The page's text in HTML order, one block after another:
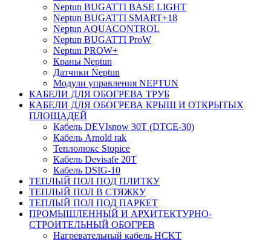
Neptun BUGATTI BASE LIGHT
Neptun BUGATTI SMART+18
Neptun AQUACONTROL
Neptun BUGATTI ProW
Neptun PROW+
Краны Neptun
Датчики Neptun
Модули управления NEPTUN
КАБЕЛИ ДЛЯ ОБОГРЕВА ТРУБ
КАБЕЛИ ДЛЯ ОБОГРЕВА КРЫШ И ОТКРЫТЫХ
ПЛОЩАДЕЙ
Кабель DEVIsnow 30Т (DTCE-30)
Кабель Arnold rak
Теплолюкс Stopice
Кабель Devisafe 20T
Кабель DSIG-10
ТЕПЛЫЙ ПОЛ ПОД ПЛИТКУ
ТЕПЛЫЙ ПОЛ В СТЯЖКУ
ТЕПЛЫЙ ПОЛ ПОД ПАРКЕТ
ПРОМЫШЛЕННЫЙ И АРХИТЕКТУРНО-
СТРОИТЕЛЬНЫЙ ОБОГРЕВ
Нагревательный кабель НCKТ